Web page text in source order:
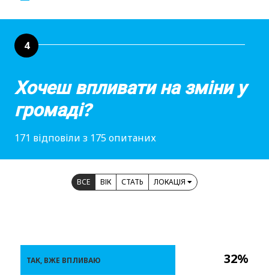
4
Хочеш впливати на зміни у
громаді?
171 відповіли з 175 опитаних
ВСЕ ВІК СТАТЬ ЛОКАЦІЯ
32%
ТАК, ВЖЕ ВПЛИВАЮ